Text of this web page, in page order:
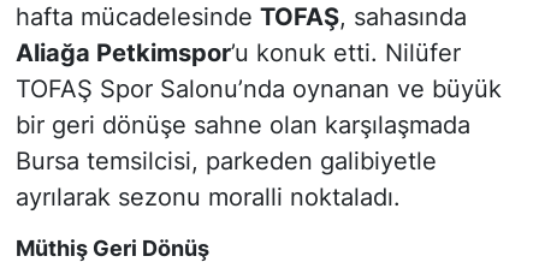
hafta mücadelesinde TOFAŞ, sahasında
Aliağa Petkimspor’u konuk etti. Nilüfer
TOFAŞ Spor Salonu’nda oynanan ve büyük
bir geri dönüşe sahne olan karşılaşmada
Bursa temsilcisi, parkeden galibiyetle
ayrılarak sezonu moralli noktaladı.
Müthiş Geri Dönüş